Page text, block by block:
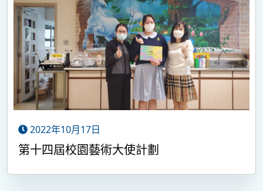
2022年10月17日
第十四屆校園藝術大使計劃